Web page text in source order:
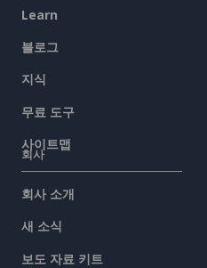
Learn
블로그
지식
무료 도구
사이트맵
회사
회사 소개
새 소식
보도 자료 키트